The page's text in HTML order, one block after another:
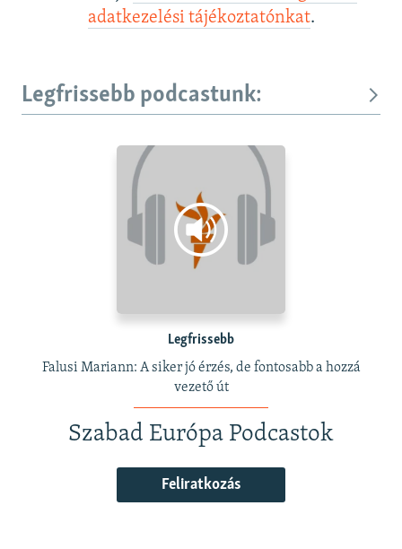
adatkezelési tájékoztatónkat.
Legfrissebb podcastunk:
Legfrissebb
Falusi Mariann: A siker jó érzés, de fontosabb a hozzá
vezető út
Szabad Európa Podcastok
Feliratkozás